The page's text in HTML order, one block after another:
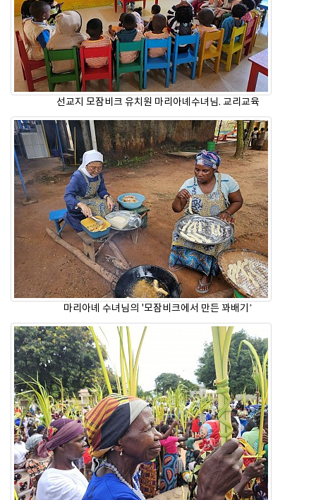
선교지 모잠비크 유치원 마리아녜수녀님. 교리교육
마리아녜 수녀님의 '모잠비크에서 만든 꽈배기’